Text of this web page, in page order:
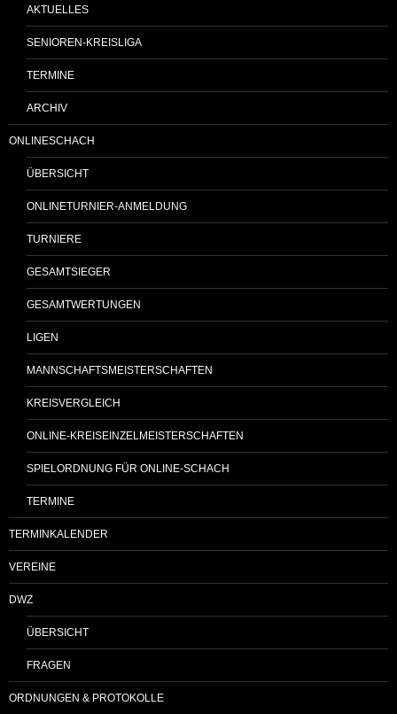
AKTUELLES
SENIOREN-KREISLIGA
TERMINE
ARCHIV
ONLINESCHACH
ÜBERSICHT
ONLINETURNIER-ANMELDUNG
TURNIERE
GESAMTSIEGER
GESAMTWERTUNGEN
LIGEN
MANNSCHAFTSMEISTERSCHAFTEN
KREISVERGLEICH
ONLINE-KREISEINZELMEISTERSCHAFTEN
SPIELORDNUNG FÜR ONLINE-SCHACH
TERMINE
TERMINKALENDER
VEREINE
DWZ
ÜBERSICHT
FRAGEN
ORDNUNGEN & PROTOKOLLE